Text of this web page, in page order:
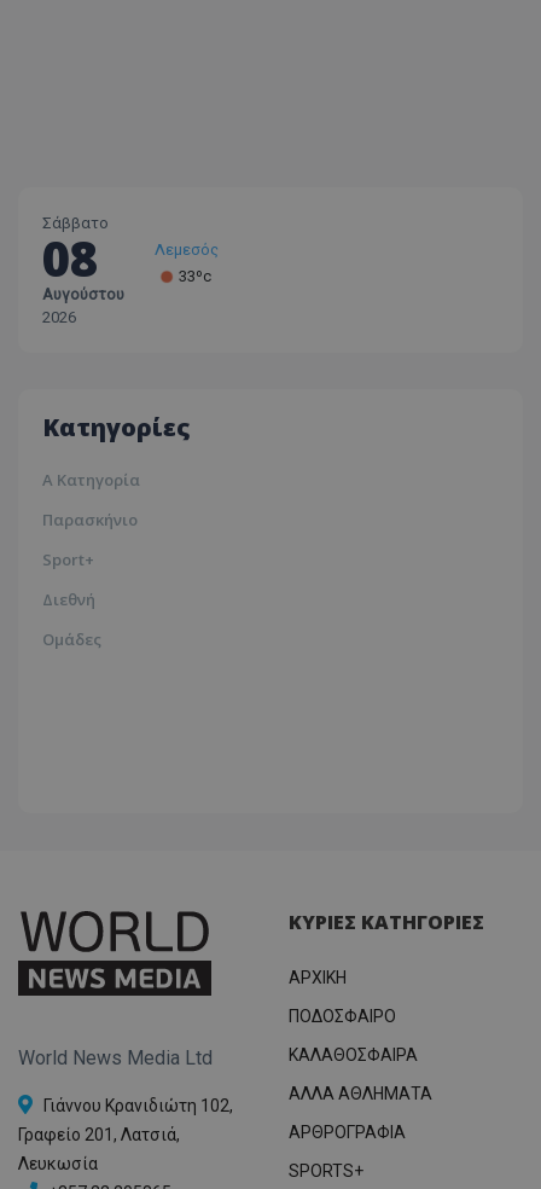
Σάββατο
08
Αυγούστου
2026
Λεμεσός
33ºc
Κατηγορίες
Α Κατηγορία
Παρασκήνιο
Sport+
Διεθνή
Ομάδες
World News Media Ltd
Γιάννου Κρανιδιώτη 102,
Γραφείο 201, Λατσιά,
Λευκωσία
ΚΥΡΙΕΣ ΚΑΤΗΓΟΡΙΕΣ
ΑΡΧΙΚΗ
ΠΟΔΟΣΦΑΙΡΟ
ΚΑΛΑΘΟΣΦΑΙΡΑ
ΑΛΛΑ ΑΘΛΗΜΑΤΑ
ΑΡΘΡΟΓΡΑΦΙΑ
SPORTS+